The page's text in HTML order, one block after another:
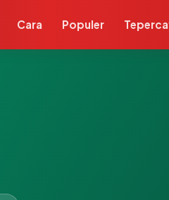
Cara Populer